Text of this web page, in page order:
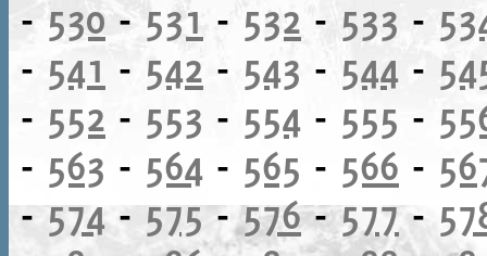
-530-531 - 532 - 533 -
- 541 - 542 - 543 - 544 -
- 552 - 553 - 554 - 555 -
- 563 - 564 - 565 - 566 -
-574-575-576-577-